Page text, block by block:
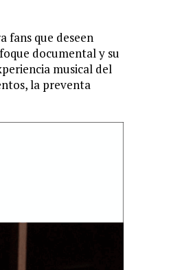
fans que deseen
documental y su
musical del
la preventa